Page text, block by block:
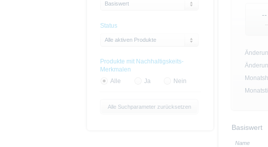
--
Basiswert
Name
Basiswert
Status
Alle aktiven Produkte
Produkte mit Nachhaltigskeits-
Merkmalen
Alle
Ja Nein
Alle Suchparameter zurücksetzen